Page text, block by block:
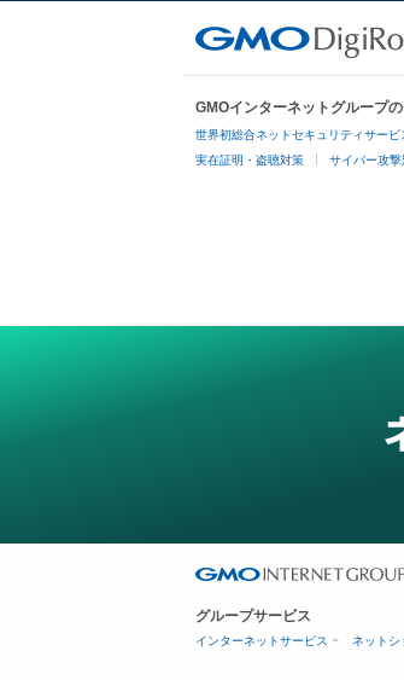
GMOインターネットグループ
世界初総合ネットセキュリティサービ
実在証明・盗聴対策 サイバー攻撃
グループサービス
インターネットサービス ネットシ